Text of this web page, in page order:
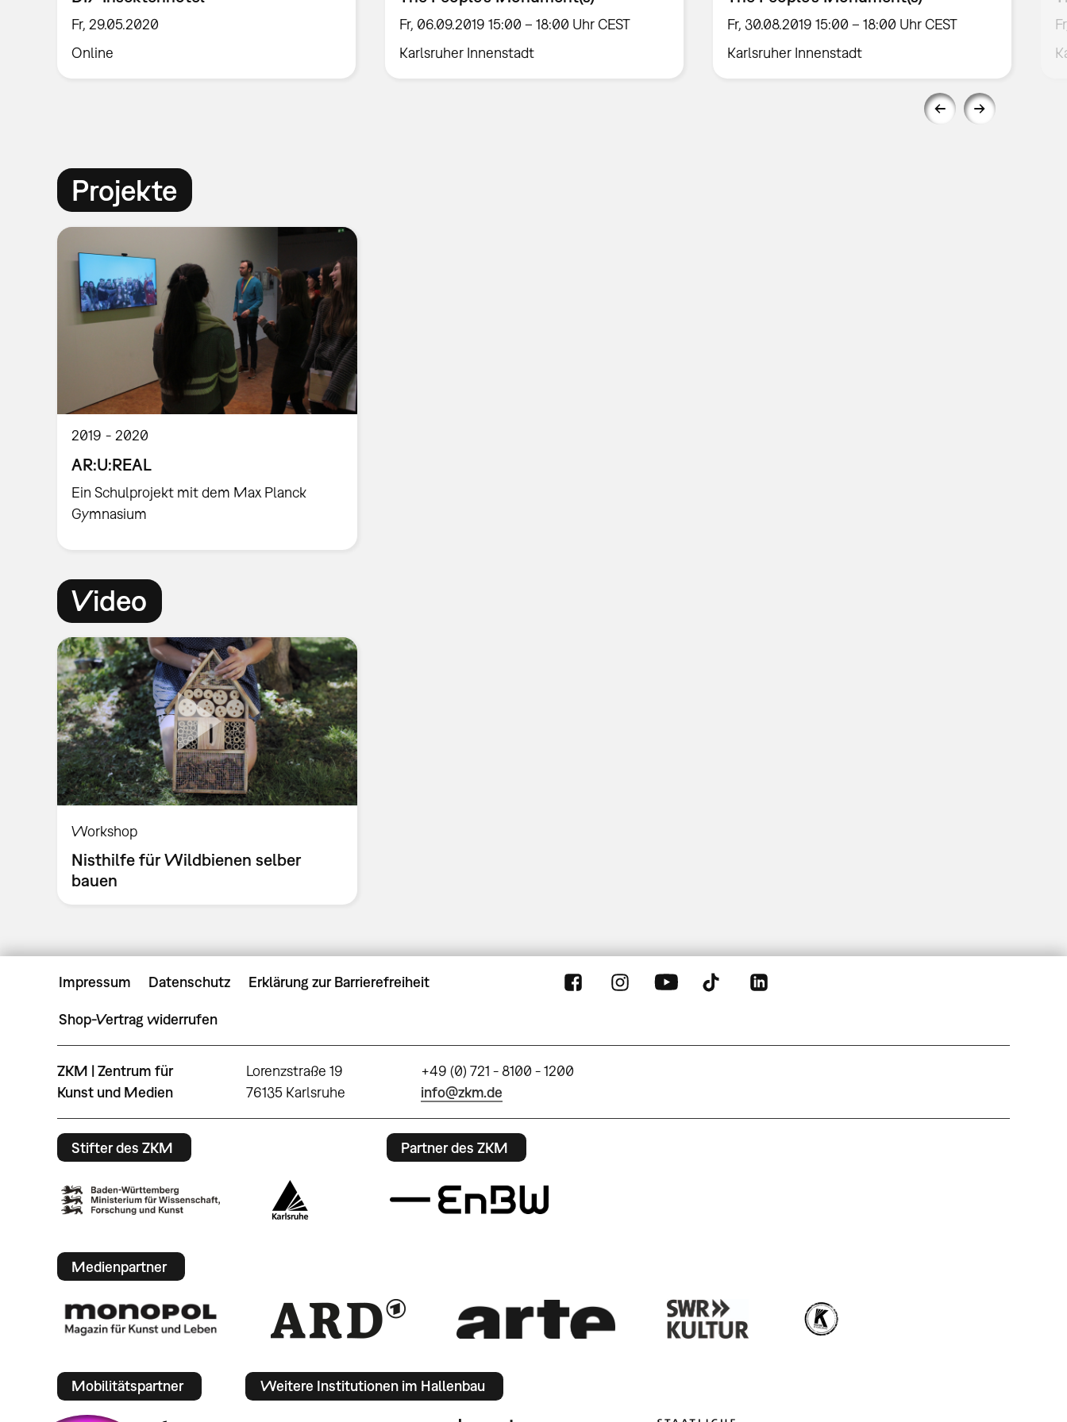
Fr, 29.05.2020
Online
Fr, 06.09.2019 15:00 – 18:00 Uhr CEST
Karlsruher Innenstadt
Fr, 30.08.2019 15:00 – 18:00 Uhr CEST
Karlsruher Innenstadt
Projekte
2019 2020
AR:U:REAL
Ein Schulprojekt mit dem Max Planck
Gymnasium
Video
Workshop
Nisthilfe für Wildbienen selber
bauen
Impressum Datenschutz Erklärung zur Barrierefreiheit
Shop-Vertrag widerrufen
ZKM | Zentrum für
Kunst und Medien
Lorenzstraße 19
76135 Karlsruhe
+49 (0) 721 - 8100 - 1200
info@zkm.de
Stifter des ZKM Partner des ZKM
Medienpartner
Mobilitätspartner Weitere Institutionen im Hallenbau